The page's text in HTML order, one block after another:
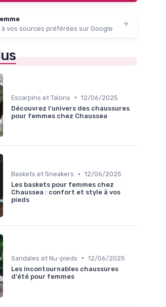
vos sources préférées sur Google
Escarpins et Talons • 12/06/2025
Découvrez l'univers des chaussures
pour femmes chez Chaussea
Baskets et Sneakers • 12/06/2025
Les baskets pour femmes chez
Chaussea : confort et style à vos
pieds
Sandales et Nu-pieds • 12/06/2025
Les incontournables chaussures
d'été pour femmes